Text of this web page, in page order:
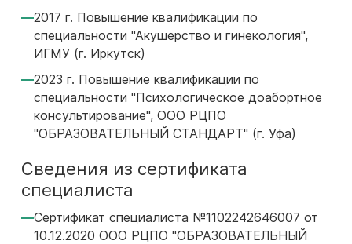
2017 г. Повышение квалификации по
специальности "Акушерство и гинекология",
ИГМУ (г. Иркутск)
2023 г. Повышение квалификации по
специальности "Психологическое доабортное
консультирование", ООО РЦПО
"ОБРАЗОВАТЕЛЬНЫЙ СТАНДАРТ" (г. Уфа)
Сведения из сертификата
специалиста
Сертификат специалиста №1102242646007 от
10.12.2020 ООО РЦПО "ОБРАЗОВАТЕЛЬНЫЙ